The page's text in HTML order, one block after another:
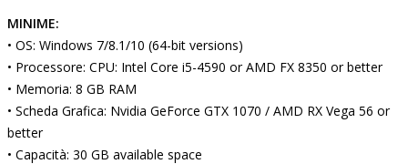
MINIME:
• OS: Windows 7/8.1/10 (64-bit versions)
• Processore: CPU: Intel Core i5-4590 or AMD FX 8350 or better
• Memoria: 8 GB RAM
• Scheda Grafica: Nvidia GeForce GTX 1070 / AMD RX Vega 56 or
better
• Capacità: 30 GB available space